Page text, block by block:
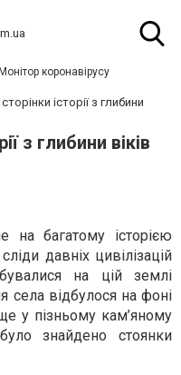
Монітор коронавірусу
історії з глибини
з глибини віків
на багатому історією
давніх цивілізацій
на цій землі
села відбулося на фоні
у пізньому кам’яному
знайдено стоянки